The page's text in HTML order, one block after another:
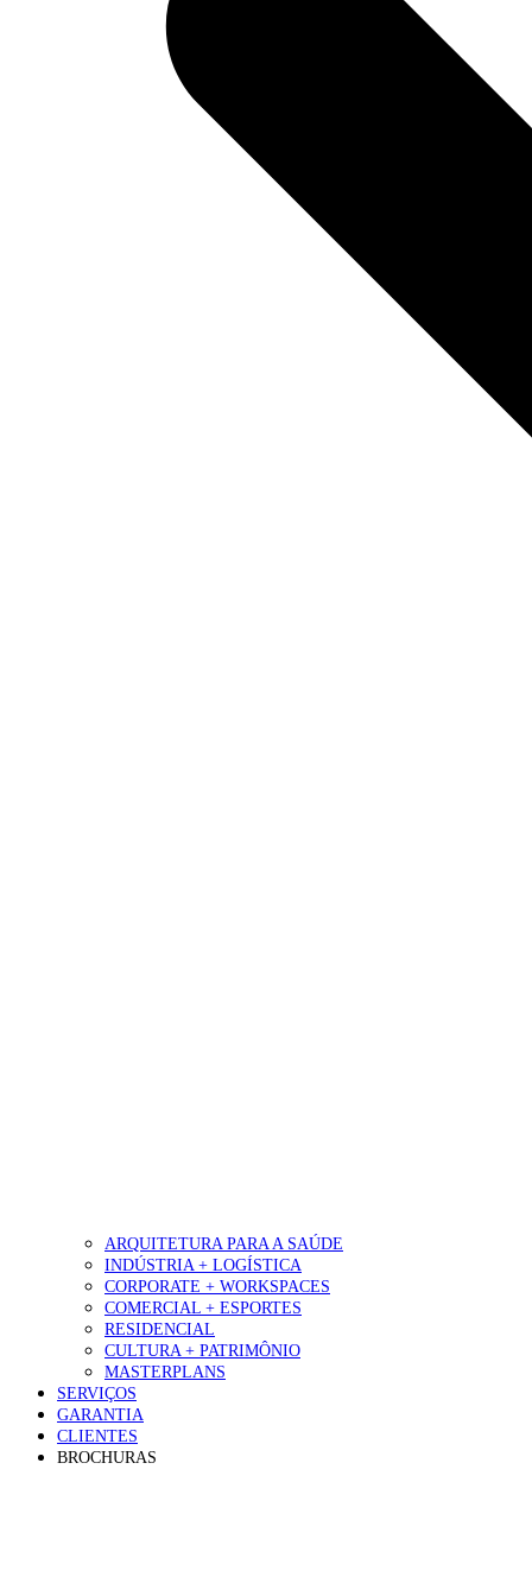
ARQUITETURA PARA A SAÚDE
INDÚSTRIA + LOGÍSTICA
CORPORATE + WORKSPACES
COMERCIAL + ESPORTES
RESIDENCIAL
CULTURA + PATRIMÔNIO
MASTERPLANS
SERVIÇOS
GARANTIA
CLIENTES
BROCHURAS